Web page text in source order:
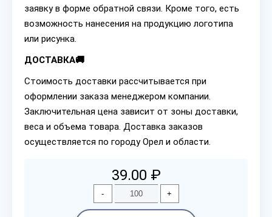
заявку в форме обратной связи. Кроме того, есть
возможность нанесения на продукцию логотипа
или рисунка.
ДОСТАВКА🚚
Стоимость доставки рассчитывается при
оформлении заказа менеджером компании.
Заключительная цена зависит от зоны доставки,
веса и объема товара. Доставка заказов
осуществляется по городу Орел и области.
39.00 ₽
- +